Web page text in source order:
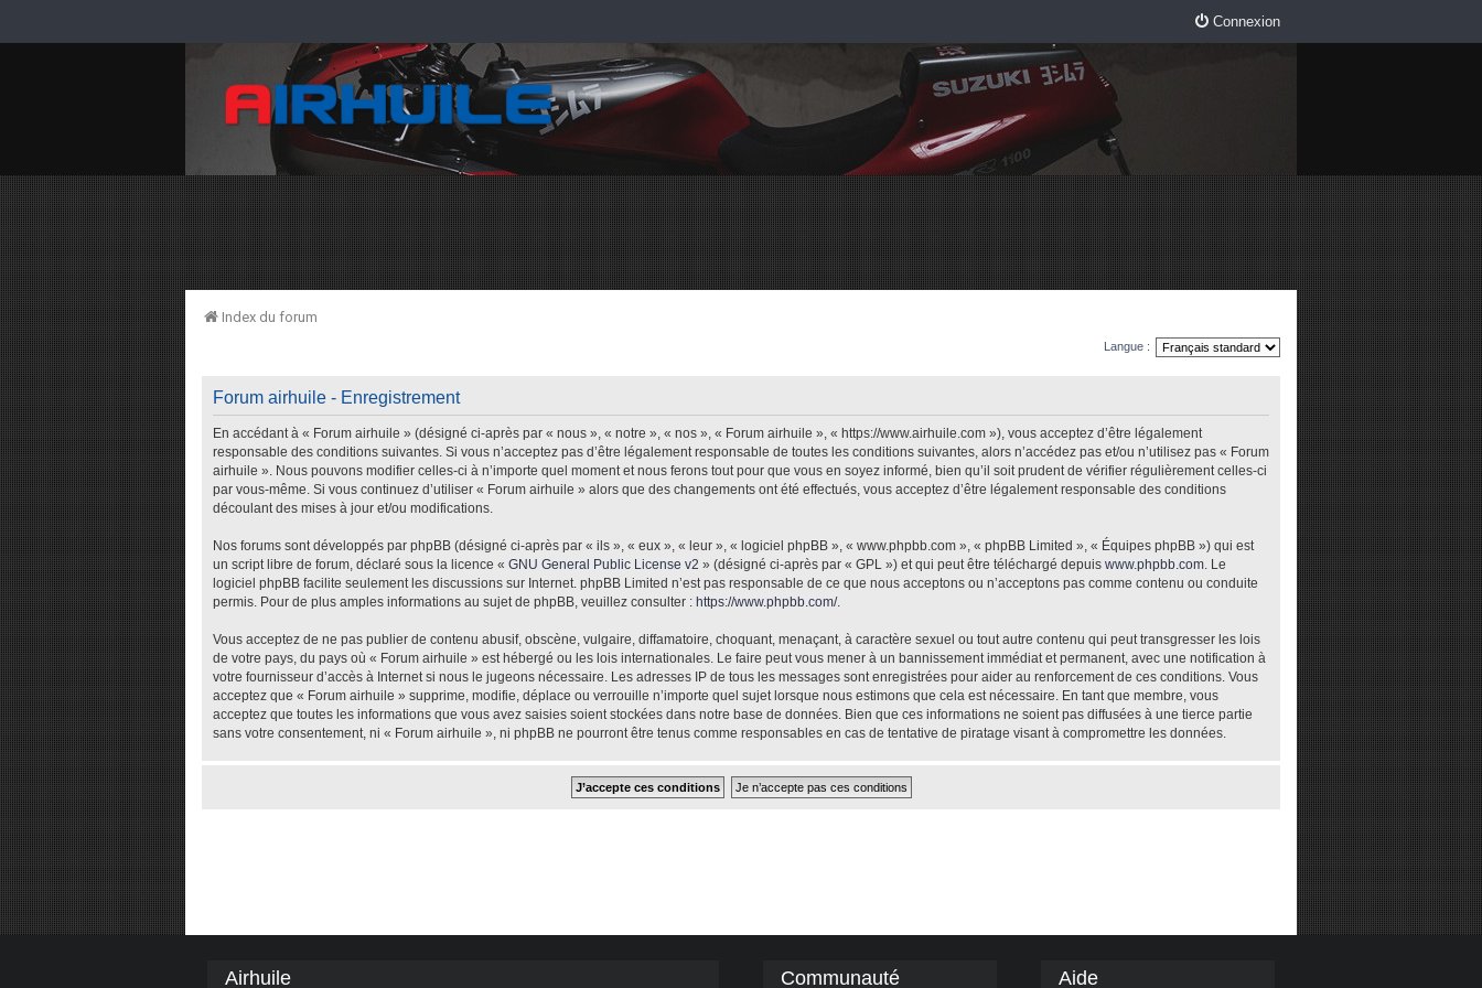
Connexion
Index du forum
Langue :
Forum airhuile - Enregistrement
En accédant à « Forum airhuile » (désigné ci-après par « nous », « notre », « nos », « Forum airhuile », « https://www.airhuile.com »), vous acceptez d’être légalement
responsable des conditions suivantes. Si vous n’acceptez pas d’être légalement responsable de toutes les conditions suivantes, alors n’accédez pas et/ou n’utilisez pas « Forum
airhuile ». Nous pouvons modifier celles-ci à n’importe quel moment et nous ferons tout pour que vous en soyez informé, bien qu’il soit prudent de vérifier régulièrement celles-ci
par vous-même. Si vous continuez d’utiliser « Forum airhuile » alors que des changements ont été effectués, vous acceptez d’être légalement responsable des conditions
découlant des mises à jour et/ou modifications.
Nos forums sont développés par phpBB (désigné ci-après par « ils », « eux », « leur », « logiciel phpBB », « www.phpbb.com », « phpBB Limited », « Équipes phpBB ») qui est
un script libre de forum, déclaré sous la licence « GNU General Public License v2 » (désigné ci-après par « GPL ») et qui peut être téléchargé depuis www.phpbb.com . Le
logiciel phpBB facilite seulement les discussions sur Internet. phpBB Limited n’est pas responsable de ce que nous acceptons ou n’acceptons pas comme contenu ou conduite
permis. Pour de plus amples informations au sujet de phpBB, veuillez consulter : https://www.phpbb.com/.
Vous acceptez de ne pas publier de contenu abusif, obscène, vulgaire, diffamatoire, choquant, menaçant, à caractère sexuel ou tout autre contenu qui peut transgresser les lois
de votre pays, du pays où « Forum airhuile » est hébergé ou les lois internationales. Le faire peut vous mener à un bannissement immédiat et permanent, avec une notification à
votre fournisseur d’accès à Internet si nous le jugeons nécessaire. Les adresses IP de tous les messages sont enregistrées pour aider au renforcement de ces conditions. Vous
acceptez que « Forum airhuile » supprime, modifie, déplace ou verrouille n’importe quel sujet lorsque nous estimons que cela est nécessaire. En tant que membre, vous
acceptez que toutes les informations que vous avez saisies soient stockées dans notre base de données. Bien que ces informations ne soient pas diffusées à une tierce partie
sans votre consentement, ni « Forum airhuile », ni phpBB ne pourront être tenus comme responsables en cas de tentative de piratage visant à compromettre les données.
Airhuile Communauté Aide